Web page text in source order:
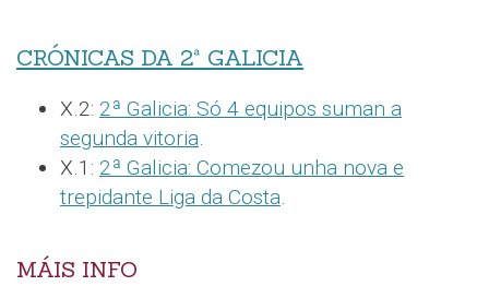
CRÓNICAS DA 2ª GALICIA
X.2: 2ª Galicia: Só 4 equipos suman a
segunda vitoria.
X.1: 2ª Galicia: Comezou unha nova e
trepidante Liga da Costa.
MÁIS INFO